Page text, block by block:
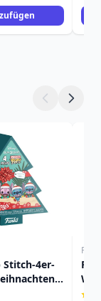
Stitch-4er-
-
Lilo &